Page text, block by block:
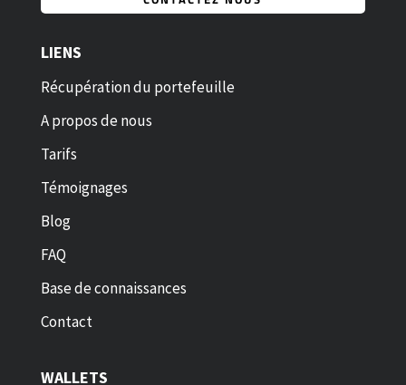
LIENS
Récupération du portefeuille
A propos de nous
Tarifs
Témoignages
Blog
FAQ
Base de connaissances
Contact
WALLETS